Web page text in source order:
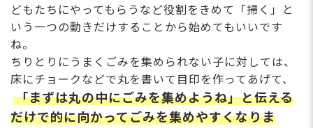
どもたちにやってもらうなど役割をきめて「掃く」と
いう⼀つの動きだけすることから始めてもいいです
ね。
ちりとりにうまくごみを集められない⼦に対しては、
床にチョークなどで丸を書いて⽬印を作ってあげて、
「まずは丸の中にごみを集めようね」と伝える
だけで的に向かってごみを集めやすくなりま